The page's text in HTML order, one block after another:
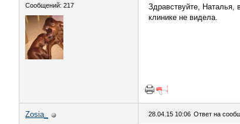
Сообщений: 217
Здравствуйте,
клинике не видела.
Zosia_ 28.04.15 10:06 Ответ на